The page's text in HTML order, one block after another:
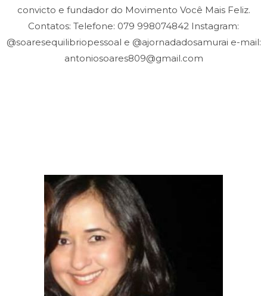
convicto e fundador do Movimento Você Mais Feliz.
Contatos: Telefone: 079 998074842 Instagram:
@soaresequilibriopessoal e @ajornadadosamurai e-mail:
antoniosoares809@gmail.com